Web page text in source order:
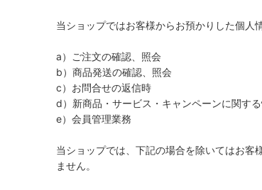
当ショップではお客様からお預かりした個人
a）ご注文の確認、照会
b）商品発送の確認、照会
c）お問合せの返信時
d）新商品・サービス・キャンペーンに関す
e）会員管理業務
当ショップでは、下記の場合を除いてはお客
ません。